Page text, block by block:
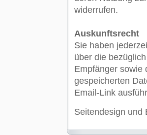
widerrufen.
Auskunftsrecht
Sie haben
über die
Empfänger sowie
gespeicherten
Email-Link
Seitendesign und